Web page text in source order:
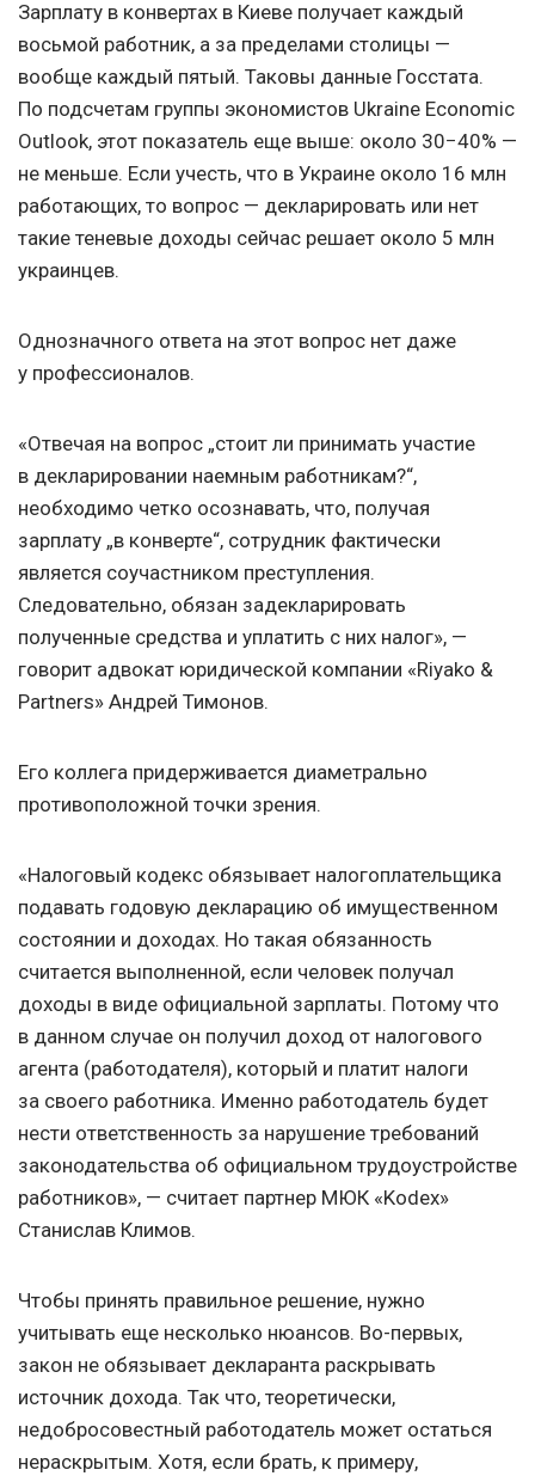
Зарплату в конвертах в Киеве получает каждый
восьмой работник, а за пределами столицы —
вообще каждый пятый. Таковы данные Госстата.
По подсчетам группы экономистов Ukraine Economic
Outlook, этот показатель еще выше: около 30−40% —
не меньше. Если учесть, что в Украине около 16 млн
работающих, то вопрос — декларировать или нет
такие теневые доходы сейчас решает около 5 млн
украинцев.
Однозначного ответа на этот вопрос нет даже
у профессионалов.
«Отвечая на вопрос „стоит ли принимать участие
в декларировании наемным работникам?“,
необходимо четко осознавать, что, получая
зарплату „в конверте“, сотрудник фактически
является соучастником преступления.
Следовательно, обязан задекларировать
полученные средства и уплатить с них налог», —
говорит адвокат юридичеcкой компании «Riyako &
Partners» Андрей Тимонов.
Его коллега придерживается диаметрально
противоположной точки зрения.
«Налоговый кодекс обязывает налогоплательщика
подавать годовую декларацию об имущественном
состоянии и доходах. Но такая обязанность
считается выполненной, если человек получал
доходы в виде официальной зарплаты. Потому что
в данном случае он получил доход от налогового
агента (работодателя), который и платит налоги
за своего работника. Именно работодатель будет
нести ответственность за нарушение требований
законодательства об официальном трудоустройстве
работников», — считает партнер МЮК «Kоdex»
Станислав Климов.
Чтобы принять правильное решение, нужно
учитывать еще несколько нюансов. Во-первых,
закон не обязывает декларанта раскрывать
источник дохода. Так что, теоретически,
недобросовестный работодатель может остаться
нераскрытым. Хотя, если брать, к примеру,